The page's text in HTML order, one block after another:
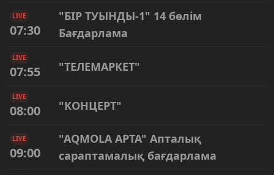
LIVE
07:30
"БІР ТУЫНДЫ-1" 14 бөлім
Бағдарлама
LIVE
07:55 "ТЕЛЕМАРКЕТ"
LIVE
08:00 "КОНЦЕРТ"
LIVE
09:00
"AQMOLA APTA" Апталық
сараптамалық бағдарлама